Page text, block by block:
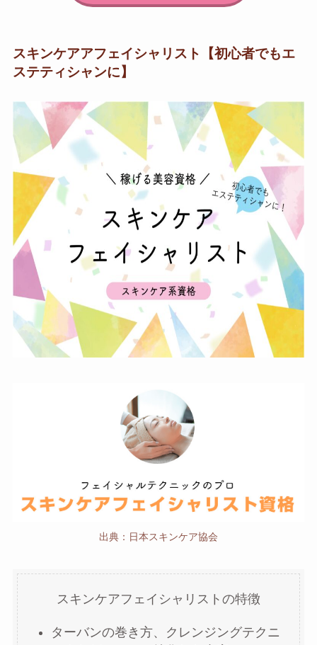
スキンケアアフェイシャリスト【初心者でもエ
ステティシャンに】
出典：日本スキンケア協会
スキンケアフェイシャリストの特徴
ターバンの巻き方、クレンジングテクニ